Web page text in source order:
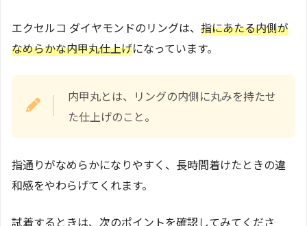
エクセルコ ダイヤモンドのリングは、 指にあたる内側が
なめらかな内甲丸仕上げになっています。
内甲丸とは、リングの内側に丸みを持たせ
た仕上げのこと。
指通りがなめらかになりやすく、長時間着けたときの違
和感をやわらげてくれます。
試着するときは、次のポイントを確認してみてくださ